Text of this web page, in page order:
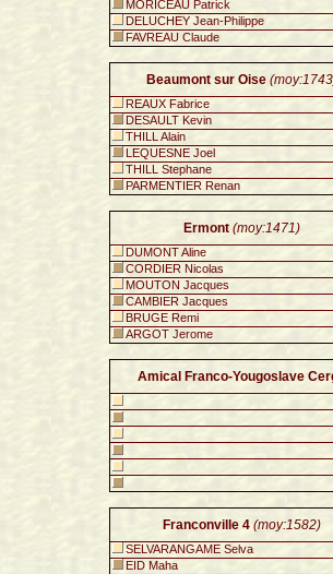
MORICEAU Patrick
DELUCHEY Jean-Philippe
FAVREAU Claude
Beaumont sur Oise
REAUX Fabrice
DESAULT Kevin
THILL Alain
LEQUESNE Joel
THILL Stephane
PARMENTIER Renan
Ermont (moy:1471)
DUMONT Aline
CORDIER Nicolas
MOUTON Jacques
CAMBIER Jacques
BRUGE Remi
ARGOT Jerome
Amical Franco-Yougoslave
Franconville 4 (moy:1582)
SELVARANGAME Selva
EID Maha